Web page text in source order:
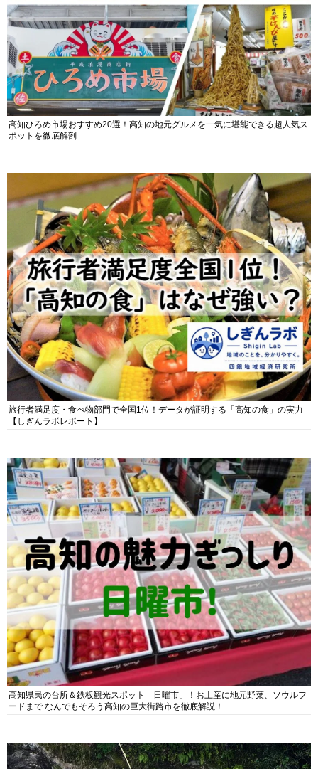
高知ひろめ市場おすすめ20選！高知の地元グルメを一気に堪能できる超人気ス
ポットを徹底解剖
旅行者満足度・食べ物部門で全国1位！データが証明する「高知の食」の実力
【しぎんラボレポート】
高知県民の台所＆鉄板観光スポット「日曜市」！お土産に地元野菜、ソウルフ
ードまで なんでもそろう高知の巨大街路市を徹底解説！